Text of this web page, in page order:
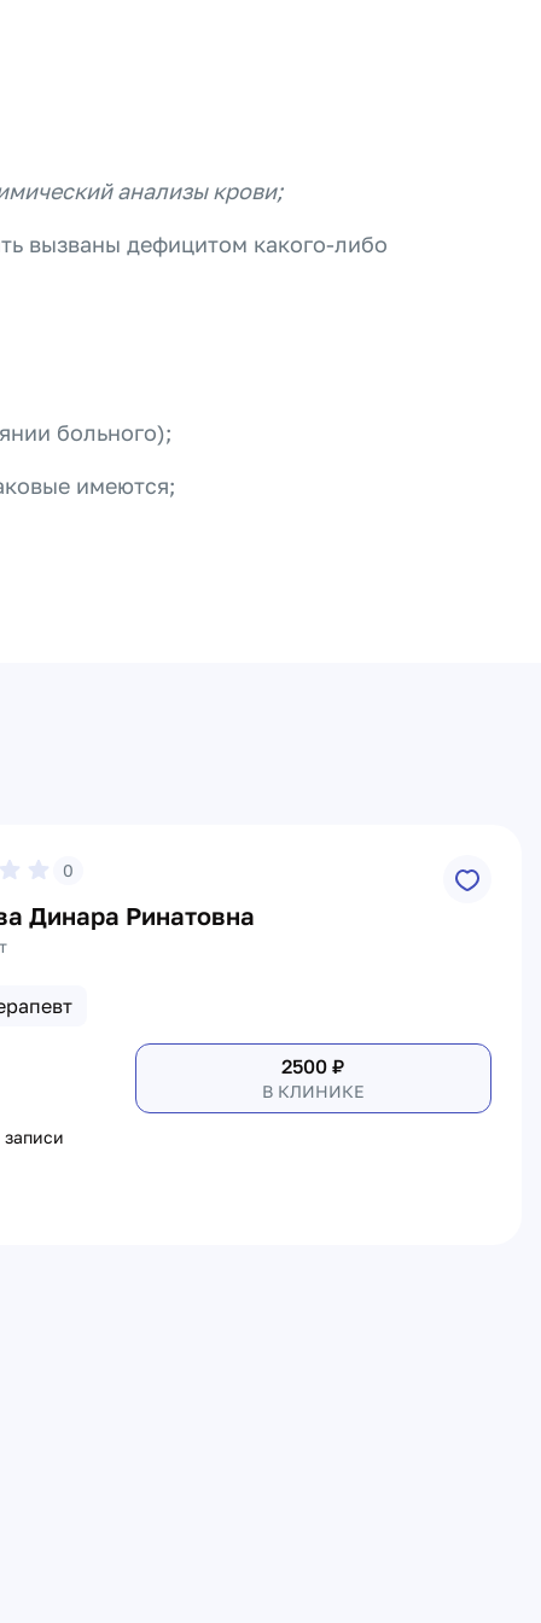
анализы крови;
вызваны дефицитом какого-либо
больного);
имеются;
0
Динара Ринатовна
2500 ₽
В КЛИНИКЕ